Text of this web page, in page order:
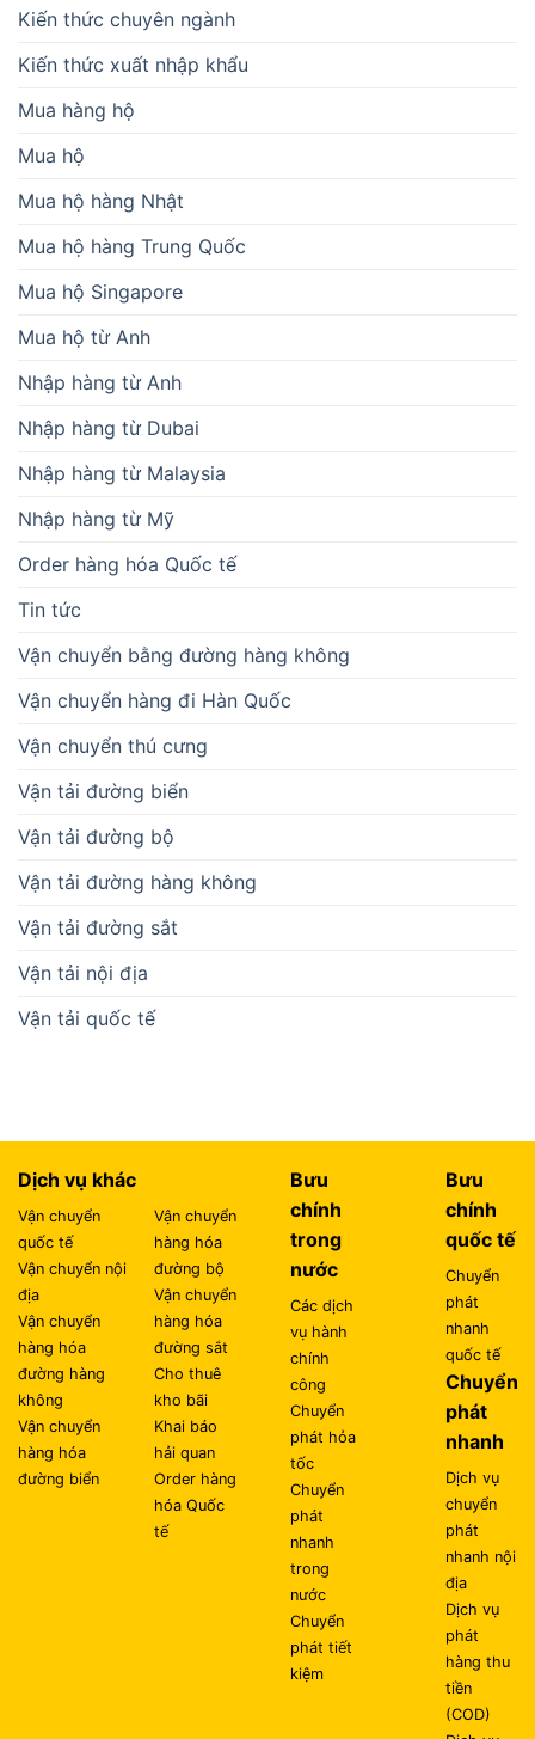
Kiến thức chuyên ngành
Kiến thức xuất nhập khẩu
Mua hàng hộ
Mua hộ
Mua hộ hàng Nhật
Mua hộ hàng Trung Quốc
Mua hộ Singapore
Mua hộ từ Anh
Nhập hàng từ Anh
Nhập hàng từ Dubai
Nhập hàng từ Malaysia
Nhập hàng từ Mỹ
Order hàng hóa Quốc tế
Tin tức
Vận chuyển bằng đường hàng không
Vận chuyển hàng đi Hàn Quốc
Vận chuyển thú cưng
Vận tải đường biển
Vận tải đường bộ
Vận tải đường hàng không
Vận tải đường sắt
Vận tải nội địa
Vận tải quốc tế
Dịch vụ khác
Vận chuyển
quốc tế
Vận chuyển nội
địa
Vận chuyển
hàng hóa
đường hàng
không
Vận chuyển
hàng hóa
đường biển
Vận chuyển
hàng hóa
đường bộ
Vận chuyển
hàng hóa
đường sắt
Cho thuê
kho bãi
Khai báo
hải quan
Order hàng
hóa Quốc
tế
Bưu
chính
trong
nước
Các dịch
vụ hành
chính
công
Chuyển
phát hỏa
tốc
Chuyển
phát
nhanh
trong
nước
Chuyển
phát tiết
kiệm
Bưu
chính
quốc tế
Chuyển
phát
nhanh
quốc tế
Chuyển
phát
nhanh
Dịch vụ
chuyển
phát
nhanh nội
địa
Dịch vụ
phát
hàng thu
tiền
(COD)